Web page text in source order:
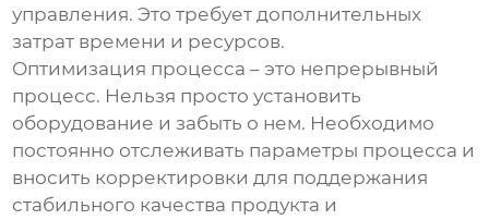
управления. Это требует дополнительных
затрат времени и ресурсов.
Оптимизация процесса – это непрерывный
процесс. Нельзя просто установить
оборудование и забыть о нем. Необходимо
постоянно отслеживать параметры процесса и
вносить корректировки для поддержания
стабильного качества продукта и